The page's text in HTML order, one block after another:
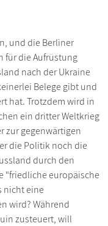
und die Berliner
für die Aufrüstung
nach der Ukraine
Belege gibt und
hat. Trotzdem wird in
ein dritter Weltkrieg
zur gegenwärtigen
die Politik noch die
durch den
"friedliche europäische
nicht eine
wird? Während
zusteuert, will